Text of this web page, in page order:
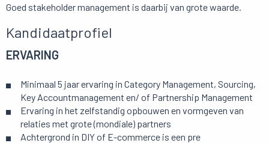
Goed stakeholder management is daarbij van grote waarde.
Kandidaatprofiel
ERVARING
Minimaal 5 jaar ervaring in Category Management, Sourcing,
Key Accountmanagement en/ of Partnership Management
Ervaring in het zelfstandig opbouwen en vormgeven van
relaties met grote (mondiale) partners
Achtergrond in DIY of E-commerce is een pre